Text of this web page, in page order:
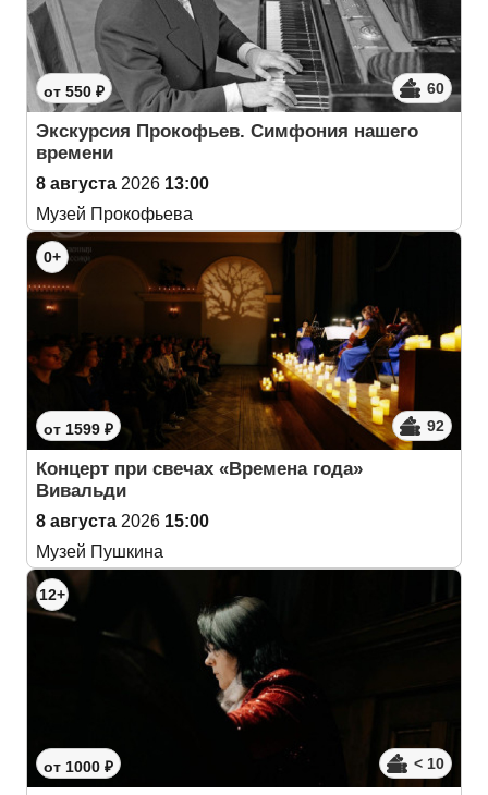
от 550 ₽ 60
Экскурсия Прокофьев. Симфония нашего
времени
8 августа 2026 13:00
Музей Прокофьева
0+
от 1599 ₽ 92
Концерт при свечах «Времена года»
Вивальди
8 августа 2026 15:00
Музей Пушкина
12+
от 1000 ₽ < 10